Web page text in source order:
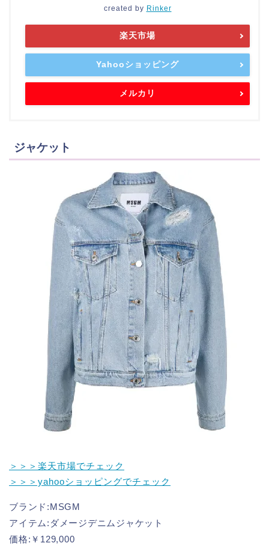
created by Rinker
楽天市場
Yahooショッピング
メルカリ
ジャケット
＞＞＞楽天市場でチェック
＞＞＞yahooショッピングでチェック
ブランド:MSGM
アイテム:ダメージデニムジャケット
価格:￥129,000